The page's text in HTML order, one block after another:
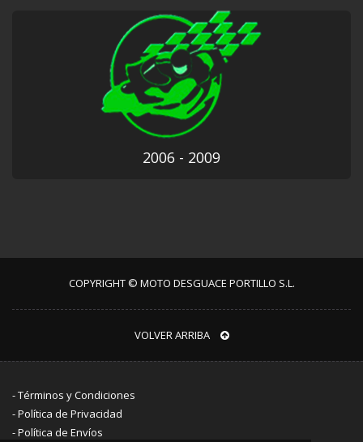
2006 - 2009
COPYRIGHT © MOTO DESGUACE PORTILLO S.L.
VOLVER ARRIBA
-Términos y Condiciones
-Política de Privacidad
-Política de Envíos